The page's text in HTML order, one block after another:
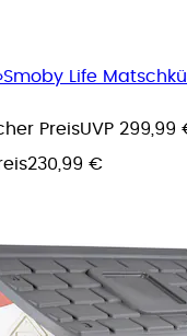
Life
PreisUVP 299,99
230,99 €